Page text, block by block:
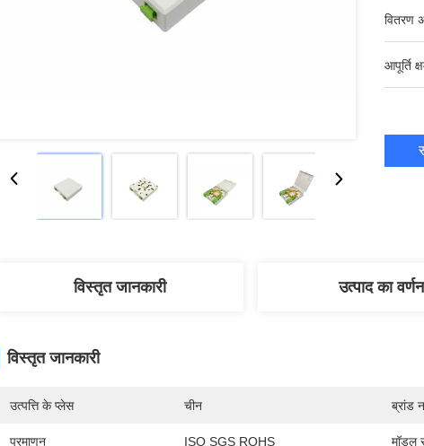
वितरण
आपूर्ति
विस्तृत जानकारी उत्पाद का वर्णन
विस्तृत जानकारी
उत्पत्ति के प्लेस चीन ब्रांड
प्रमाणन ISO SGS ROHS मॉडल